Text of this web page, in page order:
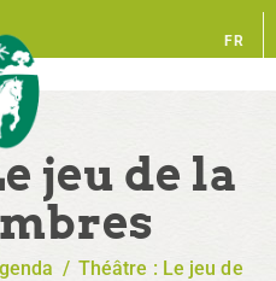
FR
jeu de la
/ Théâtre : Le jeu de